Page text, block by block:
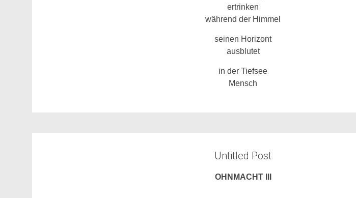
ertrinken
während der Himmel
seinen Horizont
ausblutet
in der Tiefsee
Mensch
Untitled Post
OHNMACHT III